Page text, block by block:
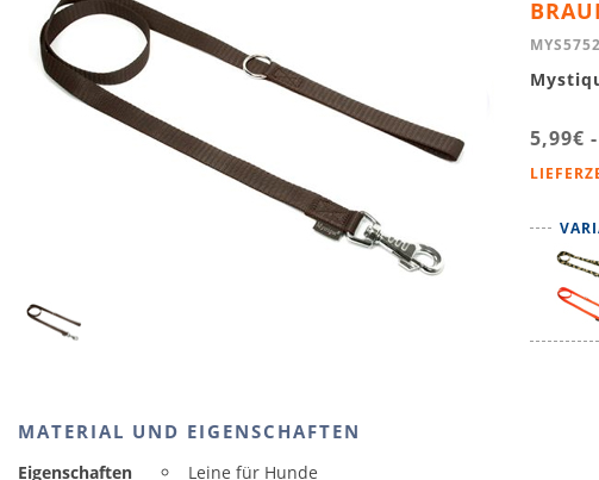
MYS5752
5,99€ -
MATERIAL UND EIGENSCHAFTEN
Eigenschaften
Leine für Hunde